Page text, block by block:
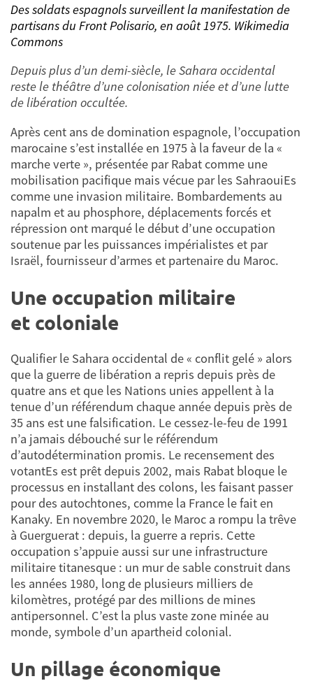
Des soldats espagnols surveillent la manifestation de
partisans du Front Polisario, en août 1975. Wikimedia
Commons
Depuis plus d’un demi-siècle, le Sahara occidental
reste le théâtre d’une colonisation niée et d’une lutte
de libération occultée.
Après cent ans de domination espagnole, l’occupation
marocaine s’est installée en 1975 à la faveur de la «
marche verte », présentée par Rabat comme une
mobilisation pacifique mais vécue par les SahraouiEs
comme une invasion militaire. Bombardements au
napalm et au phosphore, déplacements forcés et
répression ont marqué le début d’une occupation
soutenue par les puissances impérialistes et par
Israël, fournisseur d’armes et partenaire du Maroc.
Une occupation militaire
et coloniale
Qualifier le Sahara occidental de « conflit gelé » alors
que la guerre de libération a repris depuis près de
quatre ans et que les Nations unies appellent à la
tenue d’un référendum chaque année depuis près de
35 ans est une falsification. Le cessez-le-feu de 1991
n’a jamais débouché sur le référendum
d’autodétermination promis. Le recensement des
votantEs est prêt depuis 2002, mais Rabat bloque le
processus en installant des colons, les faisant passer
pour des autochtones, comme la France le fait en
Kanaky. En novembre 2020, le Maroc a rompu la trêve
à Guerguerat : depuis, la guerre a repris. Cette
occupation s’appuie aussi sur une infrastructure
militaire titanesque : un mur de sable construit dans
les années 1980, long de plusieurs milliers de
kilomètres, protégé par des millions de mines
antipersonnel. C’est la plus vaste zone minée au
monde, symbole d’un apartheid colonial.
Un pillage économique